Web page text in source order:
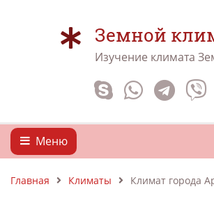
Земной
Изучение климата
Меню
Главная Климаты Климат города